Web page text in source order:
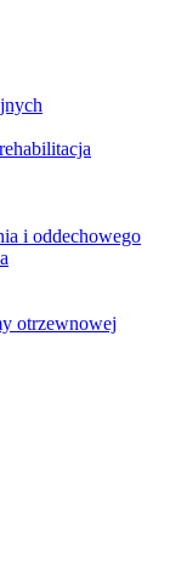
i oddechowego
otrzewnowej